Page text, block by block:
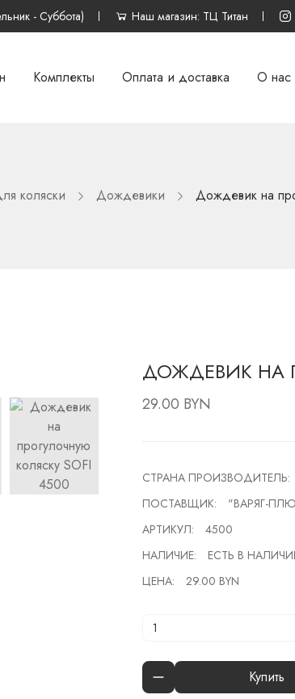
- Суббота) Наш магазин: ТЦ Титан
Комплекты Оплата и доставка О нас
коляски Дождевики Дождевик на
ДОЖДЕВИК НА
29.00 BYN
СТРАНА ПРОИЗВОДИТЕЛЬ:
ПОСТАВЩИК:
"ВАРЯГ-
АРТИКУЛ:
4500
НАЛИЧИЕ:
ЕСТЬ В
ЦЕНА:
29.00 BYN
Купить